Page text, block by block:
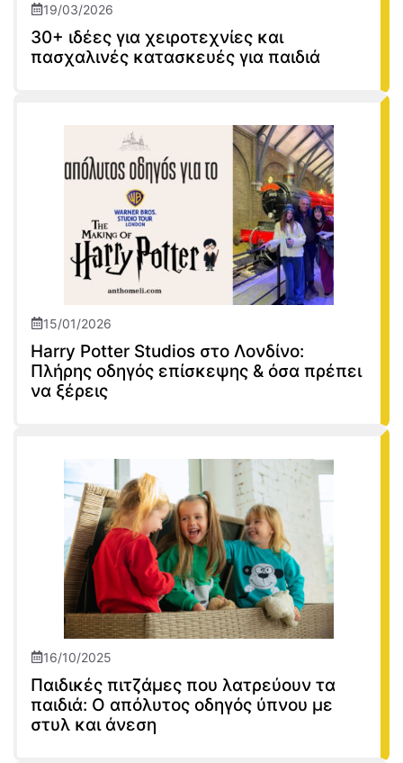
19/03/2026
30+ ιδέες για χειροτεχνίες και
πασχαλινές κατασκευές για παιδιά
15/01/2026
Harry Potter Studios στο Λονδίνο:
Πλήρης οδηγός επίσκεψης & όσα πρέπει
να ξέρεις
16/10/2025
Παιδικές πιτζάμες που λατρεύουν τα
παιδιά: Ο απόλυτος οδηγός ύπνου με
στυλ και άνεση